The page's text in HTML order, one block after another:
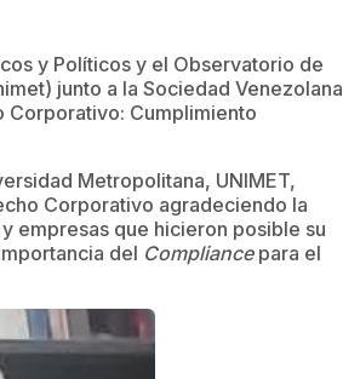
y Políticos y el Observatorio de
junto a la Sociedad Venezolana
Corporativo: Cumplimiento
Metropolitana, UNIMET,
Corporativo agradeciendo la
empresas que hicieron posible su
del Compliancepara el